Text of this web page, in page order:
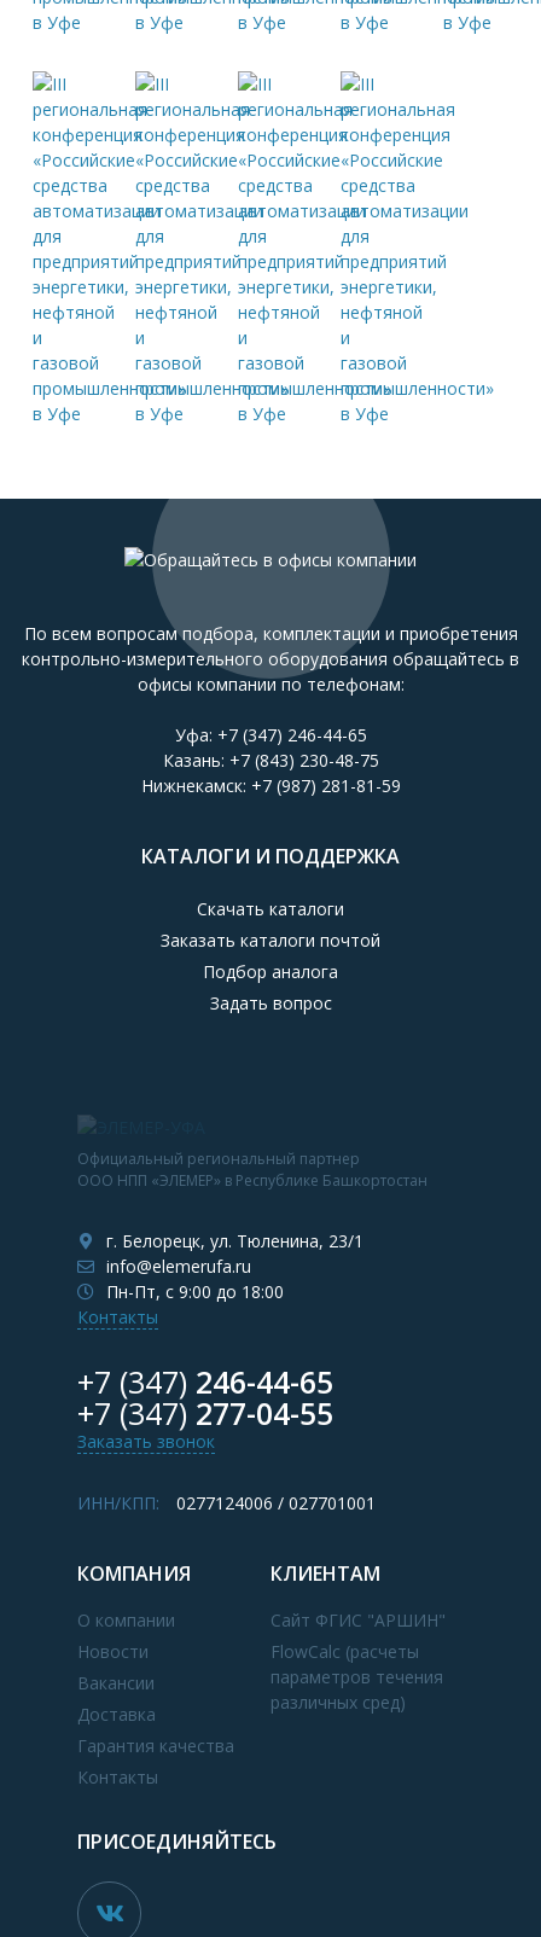
По всем вопросам подбора, комплектации и приобретения
контрольно-измерительного оборудования обращайтесь в
офисы компании по телефонам:
Уфа: +7 (347) 246-44-65
Казань: +7 (843) 230-48-75
Нижнекамск: +7 (987) 281-81-59
КАТАЛОГИ И ПОДДЕРЖКА
Скачать каталоги
Заказать каталоги почтой
Подбор аналога
Задать вопрос
Официальный региональный партнер
ООО НПП «ЭЛЕМЕР» в Республике Башкортостан
г. Белорецк, ул. Тюленина, 23/1
info@elemerufa.ru
Пн-Пт, с 9:00 до 18:00
Контакты
+7 (347) 246-44-65
+7 (347) 277-04-55
Заказать звонок
ИНН/КПП: 0277124006 / 027701001
КОМПАНИЯ
О компании
Новости
Вакансии
Доставка
Гарантия качества
Контакты
КЛИЕНТАМ
Сайт ФГИС "АРШИН"
FlowCalc (расчеты
параметров течения
различных сред)
ПРИСОЕДИНЯЙТЕСЬ